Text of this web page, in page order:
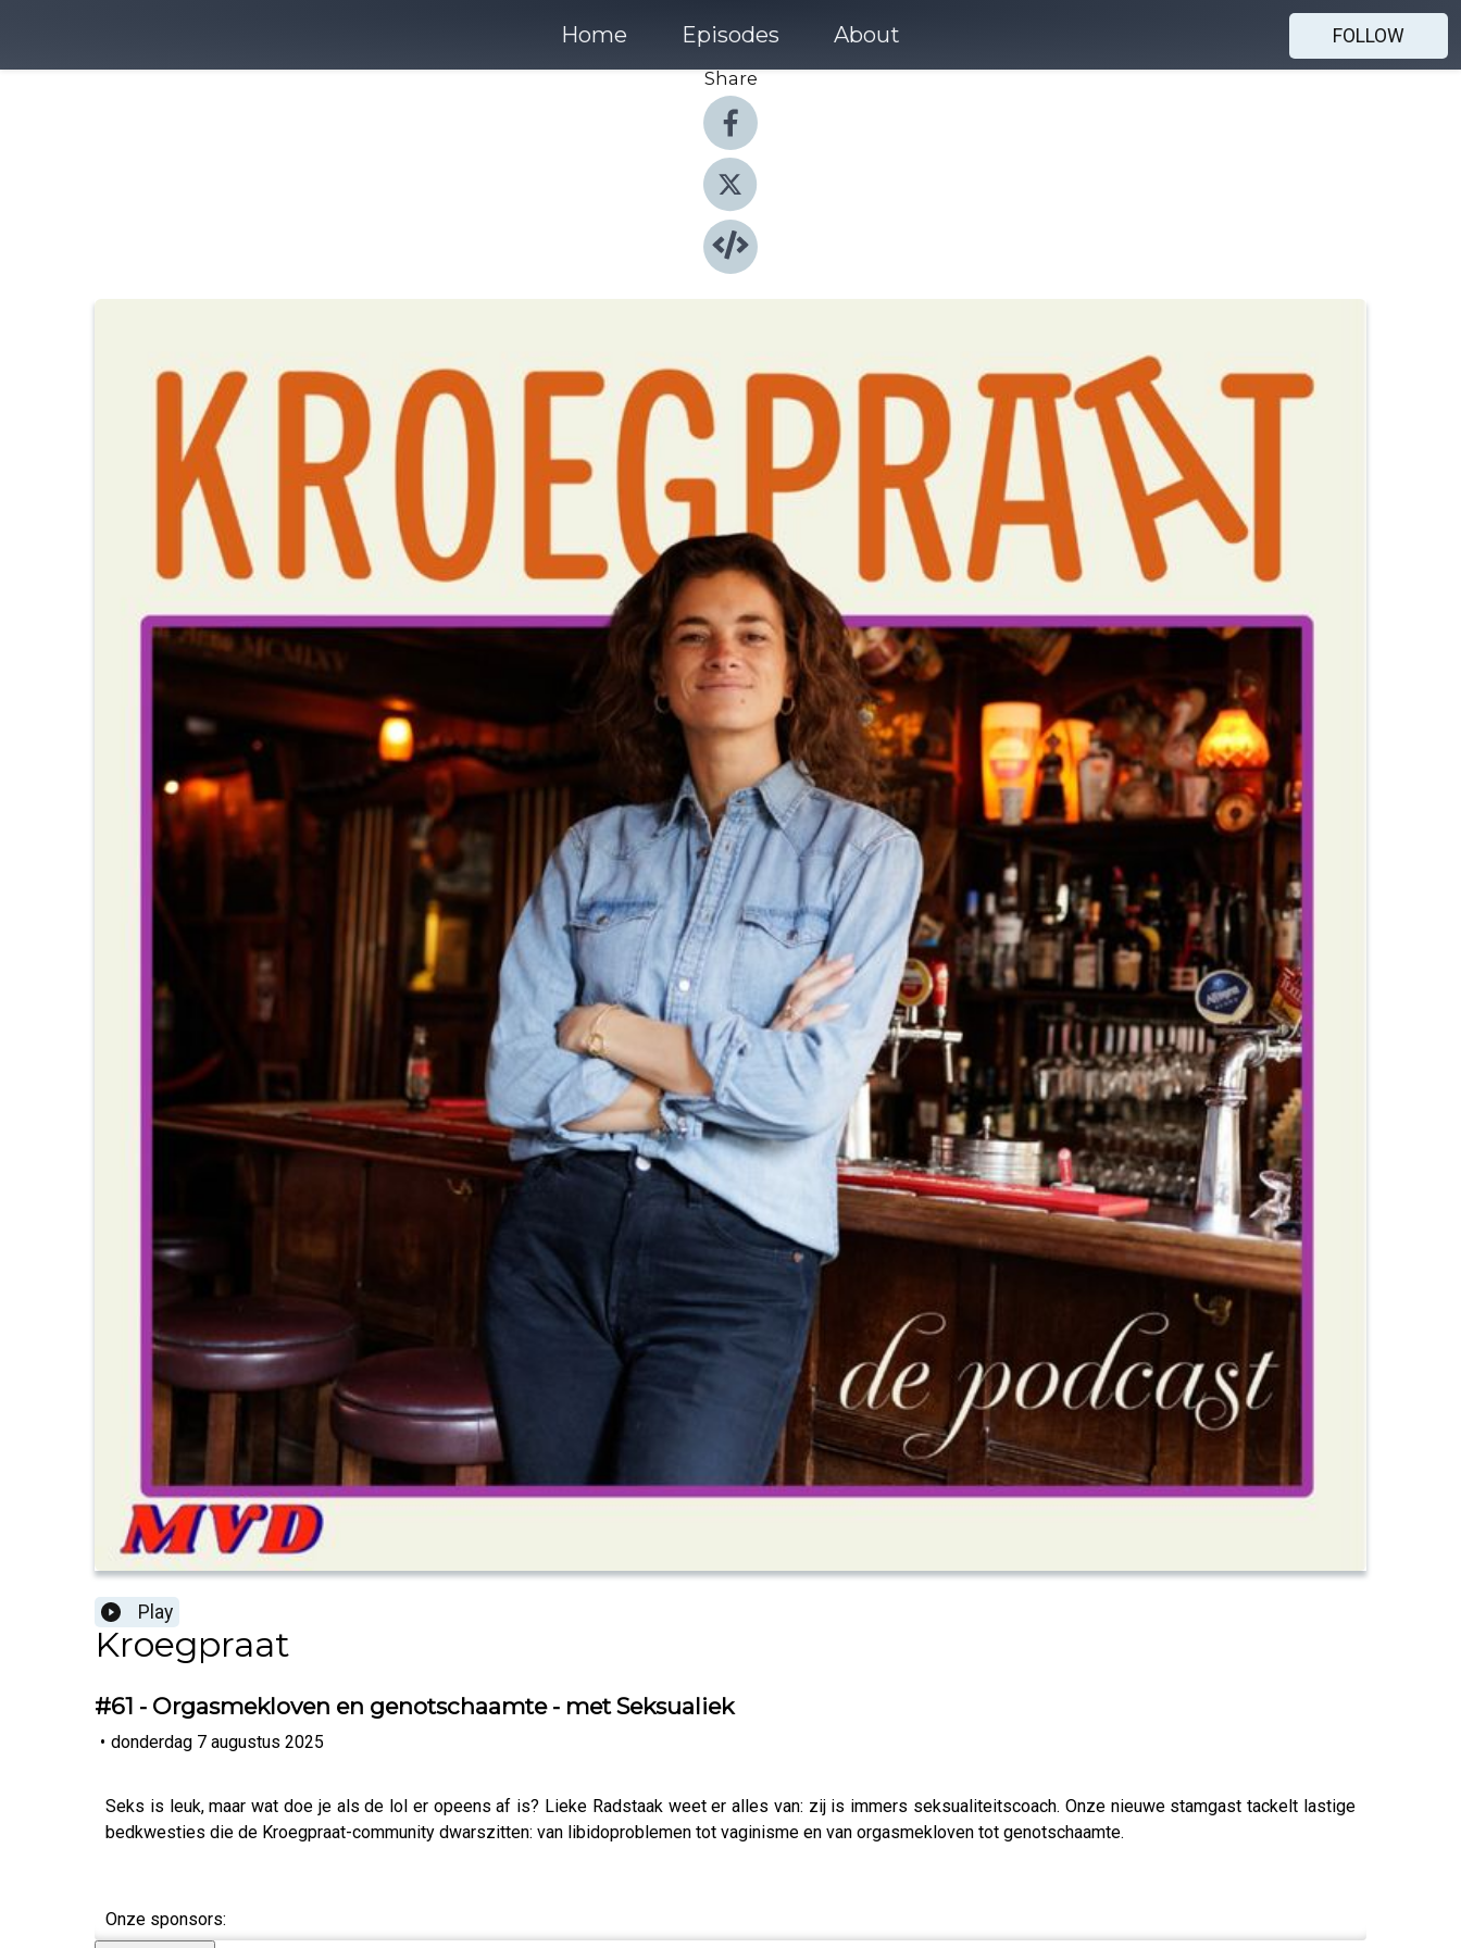
Home Episodes About
FOLLOW
Share
Play
Kroegpraat
#61 - Orgasmekloven en genotschaamte - met Seksualiek
• donderdag 7 augustus 2025
Seks is leuk, maar wat doe je als de lol er opeens af is? Lieke Radstaak weet er alles van: zij is immers seksualiteitscoach. Onze nieuwe stamgast tackelt lastige
bedkwesties die de Kroegpraat-community dwarszitten: van libidoproblemen tot vaginisme en van orgasmekloven tot genotschaamte.
Onze sponsors: